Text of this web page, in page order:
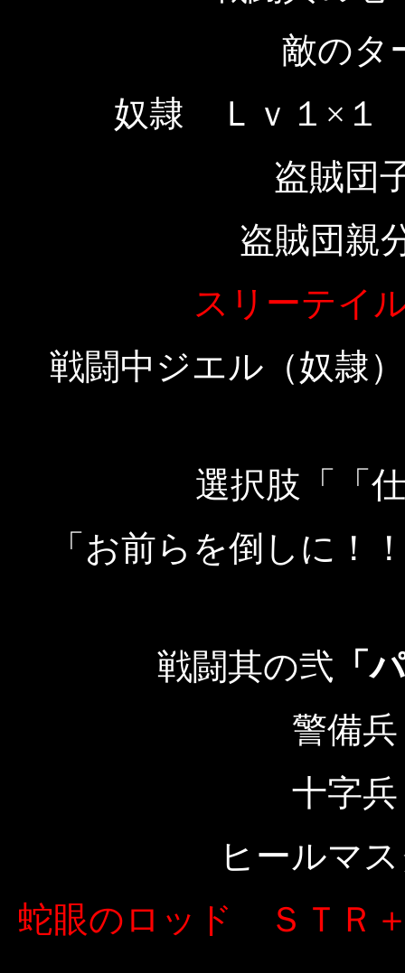
敵のタ
奴隷 Ｌｖ１×１
盗賊団
盗賊団親
スリーテイ
戦闘中ジエル（奴隷
選択肢「「
「お前らを倒しに！
戦闘其の弐 「
警備
十字
ヒールマ
蛇眼のロッド ＳＴＲ